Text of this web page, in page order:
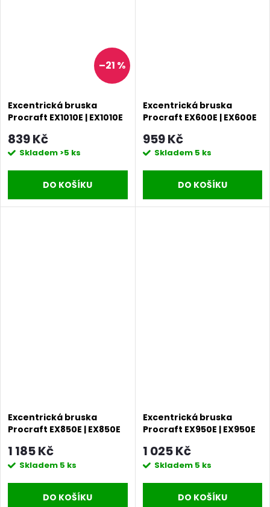
–21 %
Excentrická bruska
Procraft EX1010E | EX1010E
839 Kč
Skladem >5 ks
DO KOŠÍKU
Excentrická bruska
Procraft EX600E | EX600E
959 Kč
Skladem 5 ks
DO KOŠÍKU
Excentrická bruska
Procraft EX850E | EX850E
1 185 Kč
Skladem 5 ks
DO KOŠÍKU
Excentrická bruska
Procraft EX950E | EX950E
1 025 Kč
Skladem 5 ks
DO KOŠÍKU